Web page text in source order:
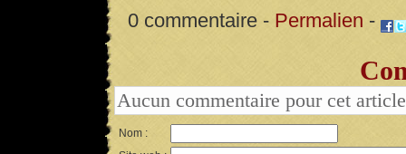
0 commentaire - Permalien -
Aucun commentaire pour cet article
Nom :